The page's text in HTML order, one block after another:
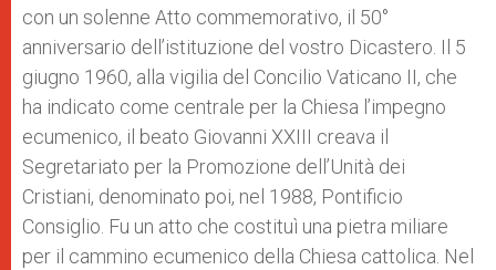
con un solenne Atto commemorativo, il 50°
anniversario dell’istituzione del vostro Dicastero. Il 5
giugno 1960, alla vigilia del Concilio Vaticano II, che
ha indicato come centrale per la Chiesa l’impegno
ecumenico, il beato Giovanni XXIII creava il
Segretariato per la Promozione dell’Unità dei
Cristiani, denominato poi, nel 1988, Pontificio
Consiglio. Fu un atto che costituì una pietra miliare
per il cammino ecumenico della Chiesa cattolica. Nel